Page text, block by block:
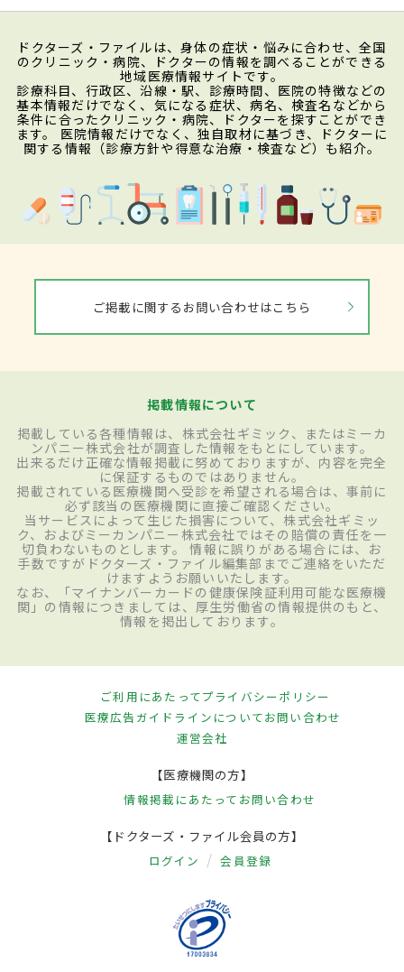
ドクターズ・ファイルは、身体の症状・悩みに合わせ、全国
のクリニック・病院、ドクターの情報を調べることができる
地域医療情報サイトです。
診療科目、行政区、沿線・駅、診療時間、医院の特徴などの
基本情報だけでなく、気になる症状、病名、検査名などから
条件に合ったクリニック・病院、ドクターを探すことができ
ます。 医院情報だけでなく、独自取材に基づき、ドクターに
関する情報（診療方針や得意な治療・検査など）も紹介。
ご掲載に関するお問い合わせはこちら
掲載情報について
掲載している各種情報は、株式会社ギミック、またはミーカ
ンパニー株式会社が調査した情報をもとにしています。
出来るだけ正確な情報掲載に努めておりますが、内容を完全
に保証するものではありません。
掲載されている医療機関へ受診を希望される場合は、事前に
必ず該当の医療機関に直接ご確認ください。
当サービスによって生じた損害について、株式会社ギミッ
ク、およびミーカンパニー株式会社ではその賠償の責任を一
切負わないものとします。 情報に誤りがある場合には、お
手数ですがドクターズ・ファイル編集部までご連絡をいただ
けますようお願いいたします。
なお、「マイナンバーカードの健康保険証利用可能な医療機
関」の情報につきましては、厚生労働省の情報提供のもと、
情報を掲出しております。
ご利用にあたってプライバシーポリシー
医療広告ガイドラインについてお問い合わせ
運営会社
【医療機関の方】
情報掲載にあたって お問い合わせ
【ドクターズ・ファイル会員の方】
ログイン 会員登録